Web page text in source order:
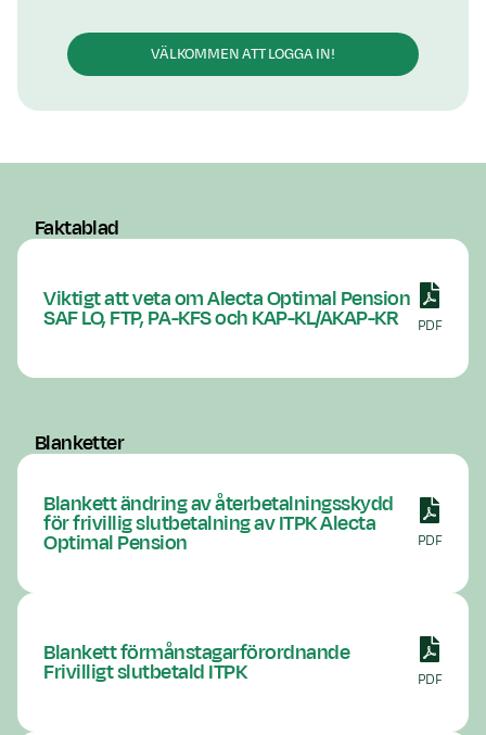
VÄLKOMMEN ATT LOGGA IN!
Faktablad
Viktigt att veta om Alecta Optimal Pension
SAF LO, FTP, PA-KFS och KAP-KL/AKAP-KR PDF
Blanketter
Blankett ändring av återbetalningsskydd
för frivillig slutbetalning av ITPK Alecta
Optimal Pension PDF
Blankett förmånstagarförordnande
Frivilligt slutbetald ITPK PDF